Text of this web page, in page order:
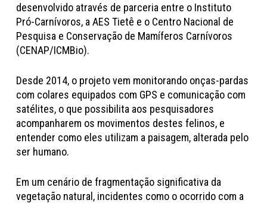
desenvolvido através de parceria entre o Instituto
Pró-Carnívoros, a AES Tietê e o Centro Nacional de
Pesquisa e Conservação de Mamíferos Carnívoros
(CENAP/ICMBio).
Desde 2014, o projeto vem monitorando onças-pardas
com colares equipados com GPS e comunicação com
satélites, o que possibilita aos pesquisadores
acompanharem os movimentos destes felinos, e
entender como eles utilizam a paisagem, alterada pelo
ser humano.
Em um cenário de fragmentação significativa da
vegetação natural, incidentes como o ocorrido com a